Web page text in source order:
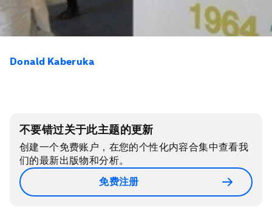
Donald Kaberuka
不要错过关于此主题的更新
创建一个免费账户，在您的个性化内容合集中查看我
们的最新出版物和分析。
免费注册